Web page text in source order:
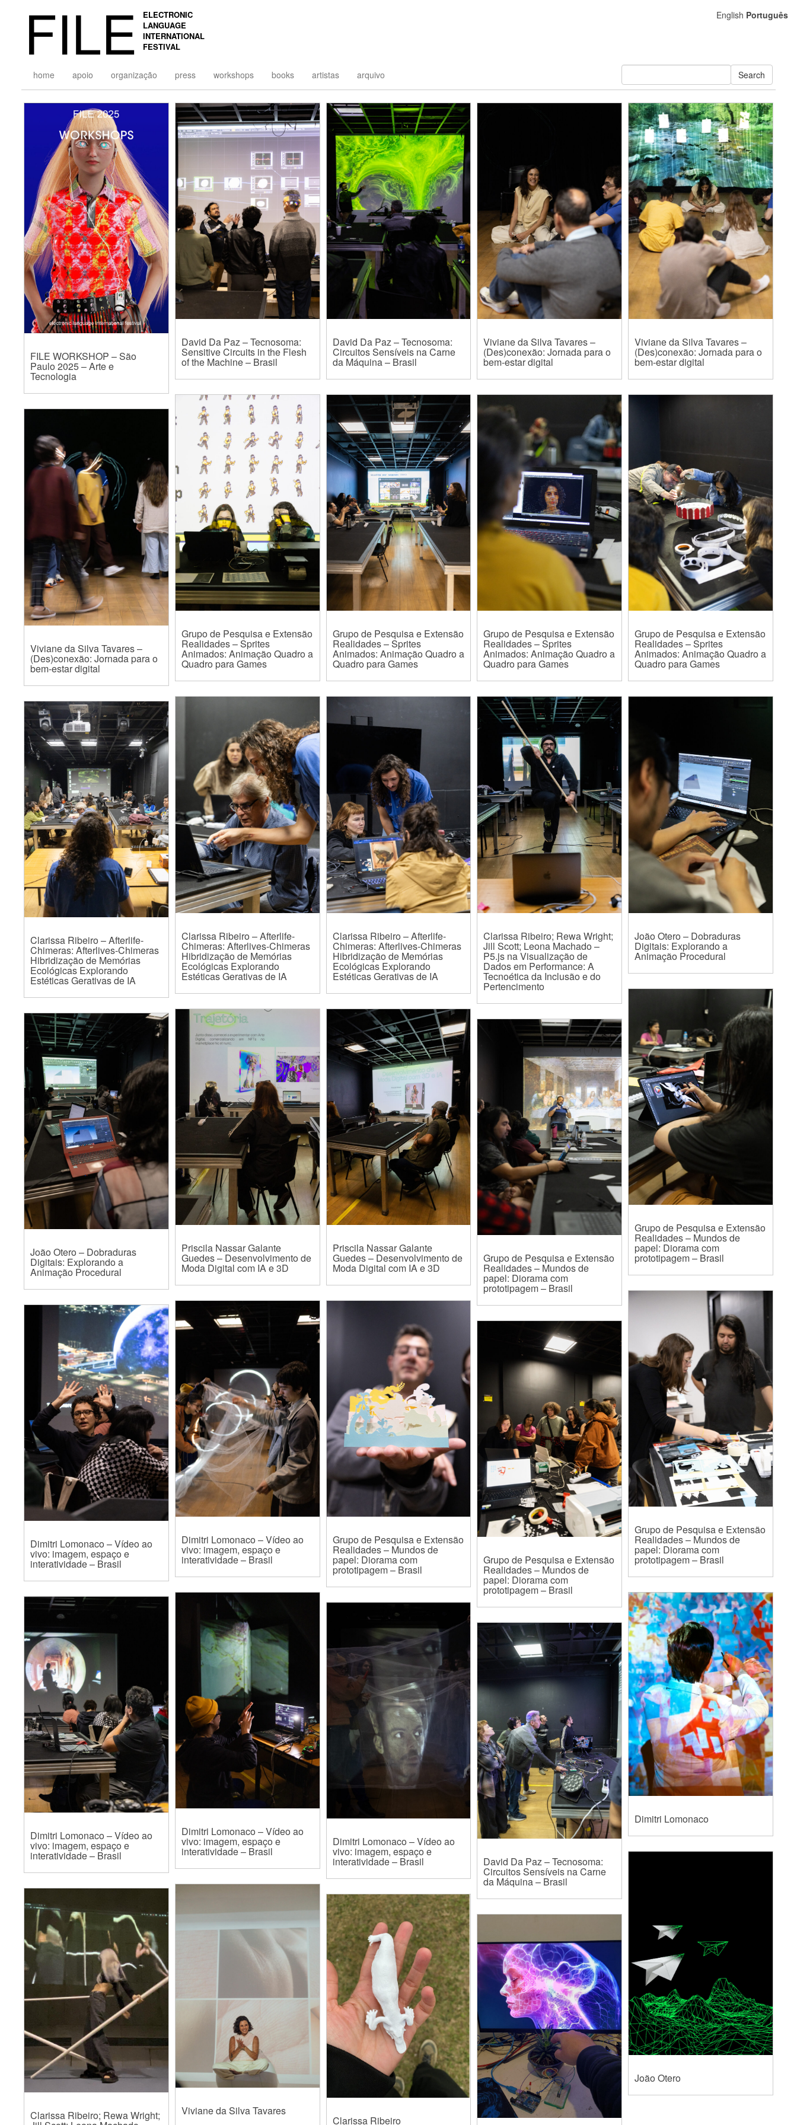
FILE
ELECTRONIC
LANGUAGE
INTERNATIONAL
FESTIVAL
home apoio organização press workshops books artistas arquivo Search
FILE WORKSHOP – São
Paulo 2025 – Arte e
Tecnologia
David Da Paz – Tecnosoma:
Sensitive Circuits in the Flesh
of the Machine – Brasil
David Da Paz – Tecnosoma:
Circuitos Sensíveis na Carne
da Máquina – Brasil
Viviane da Silva Tavares –
(Des)conexão: Jornada para o
bem-estar digital
Viviane da Silva Tavares –
(Des)conexão: Jornada para o
bem-estar digital
Viviane da Silva Tavares –
(Des)conexão: Jornada para o
bem-estar digital
Grupo de Pesquisa e Extensão
Realidades – Sprites
Animados: Animação Quadro a
Quadro para Games
Grupo de Pesquisa e Extensão
Realidades – Sprites
Animados: Animação Quadro a
Quadro para Games
Grupo de Pesquisa e Extensão
Realidades – Sprites
Animados: Animação Quadro a
Quadro para Games
Grupo de Pesquisa e Extensão
Realidades – Sprites
Animados: Animação Quadro a
Quadro para Games
Clarissa Ribeiro – Afterlife-
Chimeras: Afterlives-Chimeras
Hibridização de Memórias
Ecológicas Explorando
Estéticas Gerativas de IA
Clarissa Ribeiro – Afterlife-
Chimeras: Afterlives-Chimeras
Hibridização de Memórias
Ecológicas Explorando
Estéticas Gerativas de IA
Clarissa Ribeiro – Afterlife-
Chimeras: Afterlives-Chimeras
Hibridização de Memórias
Ecológicas Explorando
Estéticas Gerativas de IA
Clarissa Ribeiro; Rewa Wright;
Jill Scott; Leona Machado –
P5.js na Visualização de
Dados em Performance: A
Tecnoética da Inclusão e do
Pertencimento
João Otero – Dobraduras
Digitais: Explorando a
Animação Procedural
João Otero – Dobraduras
Digitais: Explorando a
Animação Procedural
Priscila Nassar Galante
Guedes – Desenvolvimento de
Moda Digital com IA e 3D
Priscila Nassar Galante
Guedes – Desenvolvimento de
Moda Digital com IA e 3D
Grupo de Pesquisa e Extensão
Realidades – Mundos de
papel: Diorama com
prototipagem – Brasil
Grupo de Pesquisa e Extensão
Realidades – Mundos de
papel: Diorama com
prototipagem – Brasil
Dimitri Lomonaco – Vídeo ao
vivo: imagem, espaço e
interatividade – Brasil
Dimitri Lomonaco – Vídeo ao
vivo: imagem, espaço e
interatividade – Brasil
Grupo de Pesquisa e Extensão
Realidades – Mundos de
papel: Diorama com
prototipagem – Brasil
Grupo de Pesquisa e Extensão
Realidades – Mundos de
papel: Diorama com
prototipagem – Brasil
Grupo de Pesquisa e Extensão
Realidades – Mundos de
papel: Diorama com
prototipagem – Brasil
Dimitri Lomonaco – Vídeo ao
vivo: imagem, espaço e
interatividade – Brasil
Dimitri Lomonaco – Vídeo ao
vivo: imagem, espaço e
interatividade – Brasil
Dimitri Lomonaco – Vídeo ao
vivo: imagem, espaço e
interatividade – Brasil David Da Paz – Tecnosoma:
Circuitos Sensíveis na Carne
da Máquina – Brasil
Dimitri Lomonaco
Clarissa Ribeiro; Rewa Wright; Viviane da Silva Tavares
Clarissa Ribeiro
João Otero
English Português